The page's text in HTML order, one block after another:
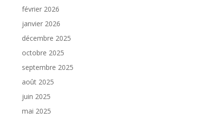
février 2026
janvier 2026
décembre 2025
octobre 2025
septembre 2025
août 2025
juin 2025
mai 2025